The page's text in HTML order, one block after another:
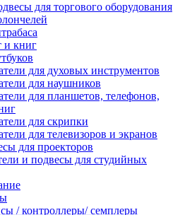
для торгового оборудования
и книг
для духовых инструментов
для наушников
для планшетов, телефонов,
для скрипки
для телевизоров и экранов
для проекторов
и подвесы для студийных
/ контроллеры/ семплеры